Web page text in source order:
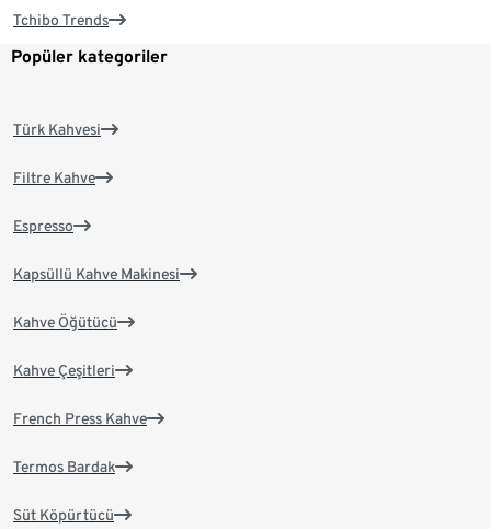
Tchibo Trends
Popüler kategoriler
Türk Kahvesi
Filtre Kahve
Espresso
Kapsüllü Kahve Makinesi
Kahve Öğütücü
Kahve Çeşitleri
French Press Kahve
Termos Bardak
Süt Köpürtücü